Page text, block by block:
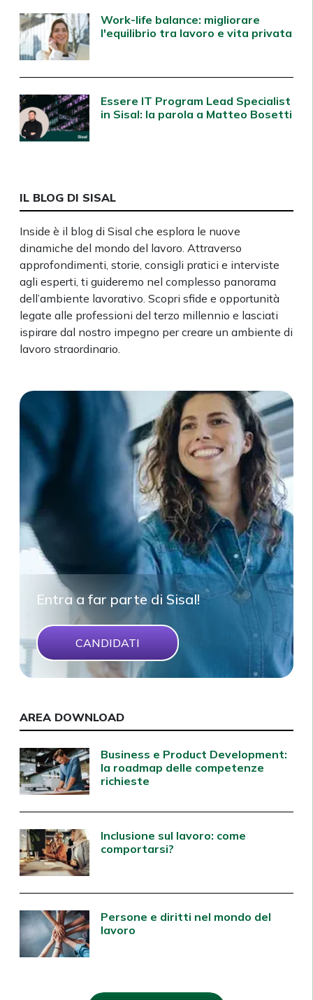
Work-life balance: migliorare
l'equilibrio tra lavoro e vita privata
Essere IT Program Lead Specialist
in Sisal: la parola a Matteo Bosetti
IL BLOG DI SISAL
Inside è il blog di Sisal che esplora le nuove
dinamiche del mondo del lavoro. Attraverso
approfondimenti, storie, consigli pratici e interviste
agli esperti, ti guideremo nel complesso panorama
dell’ambiente lavorativo. Scopri sfide e opportunità
legate alle professioni del terzo millennio e lasciati
ispirare dal nostro impegno per creare un ambiente di
lavoro straordinario.
Entra a far parte di Sisal!
CANDIDATI
AREA DOWNLOAD
Business e Product Development:
la roadmap delle competenze
richieste
Inclusione sul lavoro: come
comportarsi?
Persone e diritti nel mondo del
lavoro